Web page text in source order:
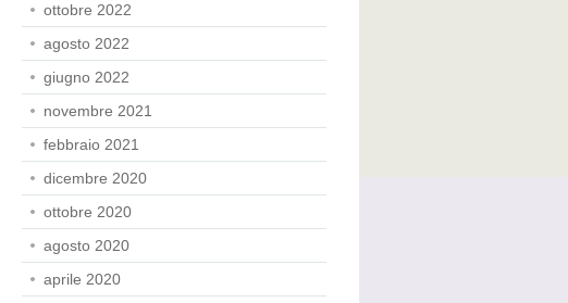
ottobre 2022
agosto 2022
giugno 2022
novembre 2021
febbraio 2021
dicembre 2020
ottobre 2020
agosto 2020
aprile 2020